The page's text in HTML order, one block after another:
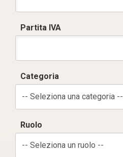
Partita IVA
Categoria
-- Seleziona una categoria --
Ruolo
-- Seleziona un ruolo --